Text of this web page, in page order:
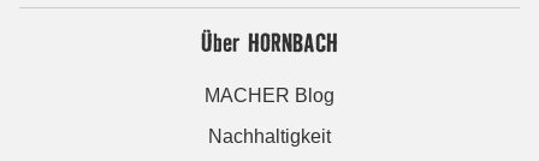
Über HORNBACH
MACHER Blog
Nachhaltigkeit